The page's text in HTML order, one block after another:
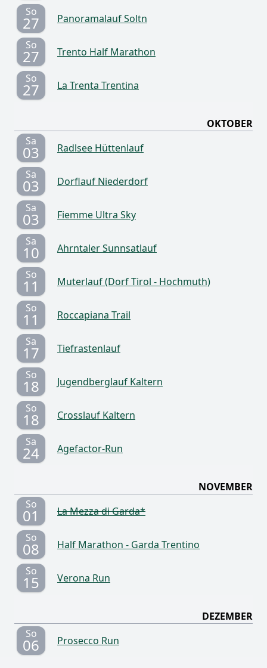
So
27
Panoramalauf Soltn
So
27
Trento Half Marathon
So
27 La Trenta Trentina
OKTOBER
Sa
03
Radlsee Hüttenlauf
Sa
03
Dorflauf Niederdorf
Sa
03
Fiemme Ultra Sky
Sa
10
Ahrntaler Sunnsatlauf
So
11
Muterlauf (Dorf Tirol - Hochmuth)
So
11
Roccapiana Trail
Sa
17
Tiefrastenlauf
So
18
Jugendberglauf Kaltern
So
18
Crosslauf Kaltern
Sa
24 Agefactor-Run
NOVEMBER
So
01
La Mezza di Garda*
So
08
Half Marathon - Garda Trentino
So
15 Verona Run
DEZEMBER
So
06 Prosecco Run